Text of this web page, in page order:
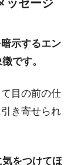
ッセージ
示するエン
です。
目の前の仕
き寄せられ
をつけてほ